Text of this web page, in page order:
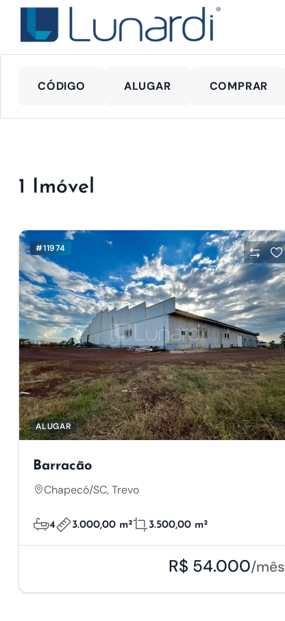
CÓDIGO ALUGAR COMPRAR
1 Imóvel
#11974
ALUGAR
Barracão
Chapecó/SC, Trevo
4 3.000,00 m² 3.500,00 m²
R$ 54.000/mês